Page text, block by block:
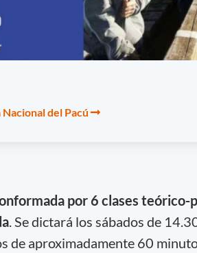
del Pacú
por 6 clases teórico-
. Se dictará los sábados de
de aproximadamente 60